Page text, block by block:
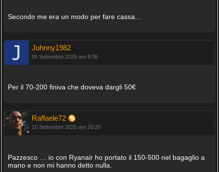
Secondo me era un modo per fare cassa...
Johnny1982
05 Settembre 2025 ore 8:06
Per il 70-200 finiva che doveva dargli 50€
Raffaele72
10 Settembre 2025 ore 20:20
Pazzesco … io con Ryanair ho portato il 150-500 nel bagaglio a
mano e non mi hanno detto nulla.